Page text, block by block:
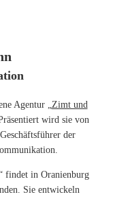
Agentur „Zimt und
wird sie von
der
findet in Oranienburg
Sie entwickeln